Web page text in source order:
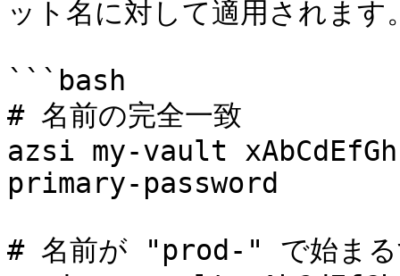
ット名に対して適用されます
```bash
# 名前の完全一致
azsi my-vault
primary-password
# 名前が "prod-" で始まる